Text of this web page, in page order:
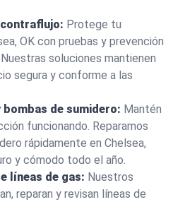
contraflujo: Protege tu
OK con pruebas y prevención
soluciones mantienen
segura y conforme a las
bombas de sumidero: Mantén
funcionando. Reparamos
rápidamente en Chelsea,
y cómodo todo el año.
líneas de gas: Nuestros
reparan y revisan líneas de